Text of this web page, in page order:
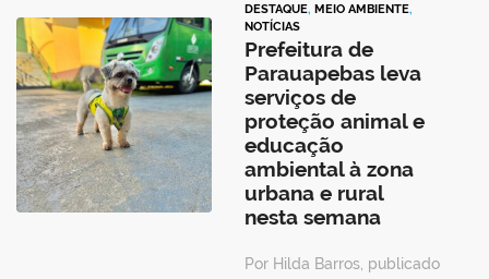
DESTAQUE, MEIO AMBIENTE,
NOTÍCIAS
Prefeitura de
Parauapebas leva
serviços de
proteção animal e
educação
ambiental à zona
urbana e rural
nesta semana
Por Hilda Barros, publicado